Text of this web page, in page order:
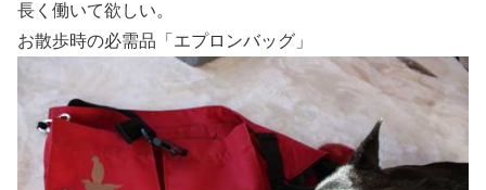
長く働いて欲しい。
お散歩時の必需品「エプロンバッグ」